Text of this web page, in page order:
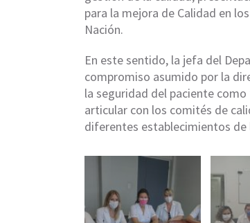
para la mejora de Calidad en
Nación.
En este sentido, la jefa del
compromiso asumido por la
la seguridad del paciente
articular con los comités de
diferentes establecimientos de